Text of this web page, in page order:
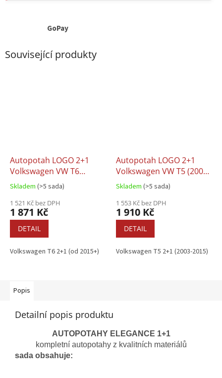
GoPay
Související produkty
Autopotah LOGO 2+1
Volkswagen VW T6
(2015-)
Skladem (>5 sada)
1 521 Kč bez DPH
1 871 Kč
DETAIL
Volkswagen T6 2+1 (od 2015+)
Autopotah LOGO 2+1
Volkswagen VW T5 (2003-
2015)
Skladem (>5 sada)
1 553 Kč bez DPH
1 910 Kč
DETAIL
Volkswagen T5 2+1 (2003-2015)
Popis
Detailní popis produktu
AUTOPOTAHY ELEGANCE 1+1
kompletní autopotahy z kvalitních materiálů
sada obsahuje: